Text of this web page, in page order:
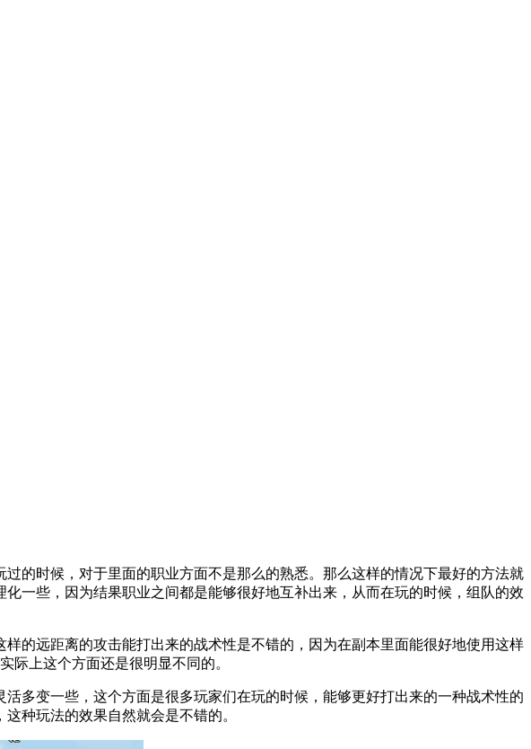
的时候，对于里面的职业方面不是那么的熟悉。那么这样的情况下最好的方法就
一些，因为结果职业之间都是能够很好地互补出来，从而在玩的时候，组队的效
的远距离的攻击能打出来的战术性是不错的，因为在副本里面能很好地使用这样
际上这个方面还是很明显不同的。
多变一些，这个方面是很多玩家们在玩的时候，能够更好打出来的一种战术性的
种玩法的效果自然就会是不错的。